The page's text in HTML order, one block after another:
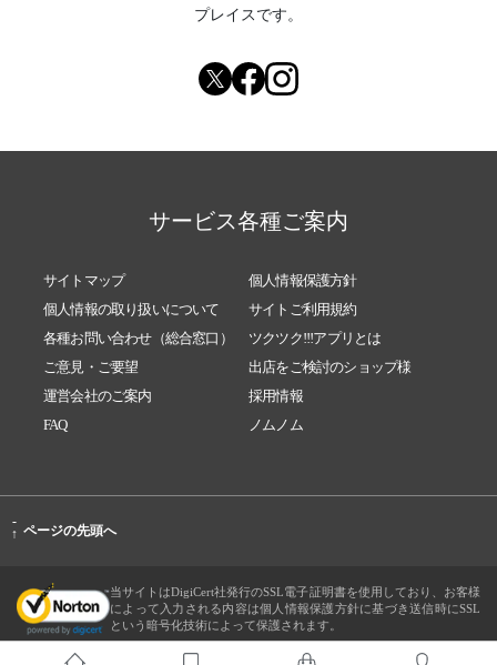
プレイスです。
サービス各種ご案内
サイトマップ
個人情報保護方針
個人情報の取り扱いについて
サイトご利用規約
各種お問い合わせ（総合窓口）
ツクツク!!!アプリとは
ご意見・ご要望
出店をご検討のショップ様
運営会社のご案内
採用情報
FAQ
ノムノム
-
↑ ページの先頭へ
当サイトはDigiCert社発行のSSL電子証明書を使用しており、お客様
によって入力される内容は個人情報保護方針に基づき送信時にSSL
という暗号化技術によって保護されます。